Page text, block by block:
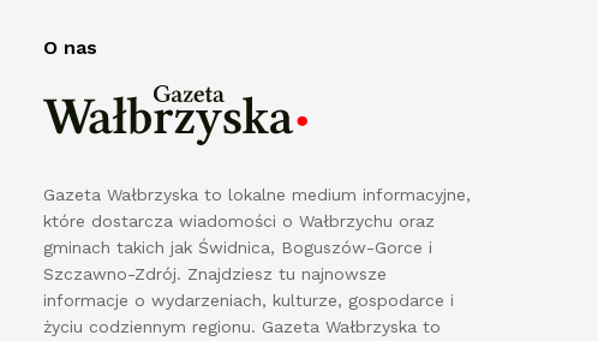
O nas
Gazeta Wałbrzyska to lokalne medium informacyjne,
które dostarcza wiadomości o Wałbrzychu oraz
gminach takich jak Świdnica, Boguszów-Gorce i
Szczawno-Zdrój. Znajdziesz tu najnowsze
informacje o wydarzeniach, kulturze, gospodarce i
życiu codziennym regionu. Gazeta Wałbrzyska to